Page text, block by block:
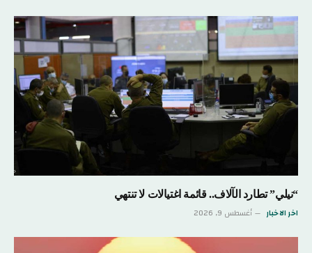
“نيلي” تطارد الآلاف.. قائمة اغتيالات لا تنتهي
اخر الاخبار أغسطس 9, 2026